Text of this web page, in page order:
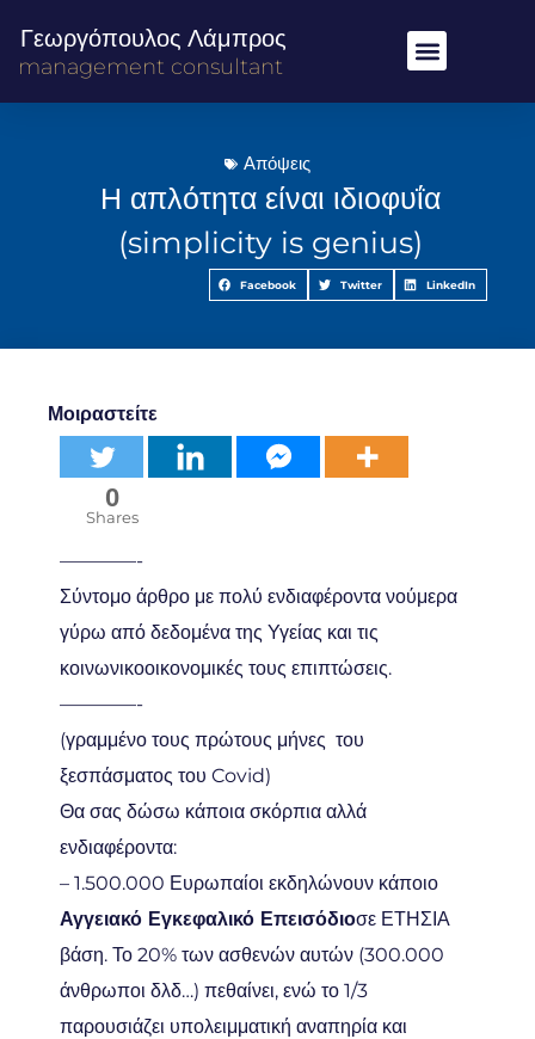
Γεωργόπουλος Λάμπρος
management consultant
Απόψεις
Η απλότητα είναι ιδιοφυΐα
(simplicity is genius)
Facebook Twitter LinkedIn
Μοιραστείτε
0
Shares
————-
Σύντομο άρθρο με πολύ ενδιαφέροντα νούμερα
γύρω από δεδομένα της Υγείας και τις
κοινωνικοοικονομικές τους επιπτώσεις.
————-
(γραμμένο τους πρώτους μήνες του
ξεσπάσματος του Covid)
Θα σας δώσω κάποια σκόρπια αλλά
ενδιαφέροντα:
– 1.500.000 Ευρωπαίοι εκδηλώνουν κάποιο
Αγγειακό Εγκεφαλικό Επεισόδιοσε ΕΤΗΣΙΑ
βάση. Το 20% των ασθενών αυτών (300.000
άνθρωποι δλδ…) πεθαίνει, ενώ το 1/3
παρουσιάζει υπολειμματική αναπηρία και